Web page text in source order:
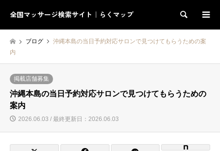
全国マッサージ検索サイト｜らくマップ 検索
ブログ
沖縄本島の当日予約対応サロンで見つけてもらうための案
内
掲載店舗募集
沖縄本島の当日予約対応サロンで見つけてもらうための
案内
2026.06.03 / 最終更新日：2026.06.03